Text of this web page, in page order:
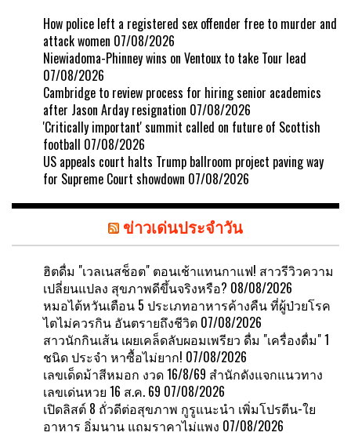
How police left a registered sex offender free to murder and
attack women 07/08/2026
Niewiadoma-Phinney wins on Ventoux to take Tour lead
07/08/2026
Cambridge to review process for hiring senior academics
after Jason Arday resignation 07/08/2026
'Critically important' summit called on future of Scottish
football 07/08/2026
US appeals court halts Trump ballroom project paving way
for Supreme Court showdown 07/08/2026
ข่าวเด่นประจำวัน
ฮิตดื่ม "เวลเนสช็อต" ตอนเช้าแทนกาแฟ! สาวรีวิวความ
เปลี่ยนแปลง สุขภาพดีขึ้นจริงหรือ? 08/08/2026
หมอไต้หวันเตือน 5 ประเภทอาหารค้างคืน ที่ผู้ป่วยโรค
ไตไม่ควรกิน อันตรายถึงชีวิต 07/08/2026
สาวนักกินเส้น เผยเคล็ดลับผอมเพรียว ดื่ม "เครื่องดื่ม" 1
ชนิด ประจำ หาซื้อไม่ยาก! 07/08/2026
เลขเด็ดม้าสีหมอก งวด 16/8/69 สำนักดังแจกแนวทาง
เลขเด่นหวย 16 ส.ค. 69 07/08/2026
เปิดลิสต์ 8 ถั่วดีต่อสุขภาพ กูรูแนะนำ เพิ่มโปรตีน-ใย
อาหาร อิ่มนาน แถมราคาไม่แพง 07/08/2026